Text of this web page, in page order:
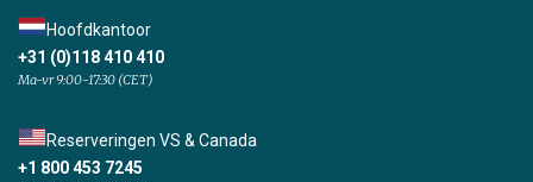
Hoofdkantoor
+31 (0)118 410 410
Ma-vr 9:00-17:30 (CET)
Reserveringen VS & Canada
+1 800 453 7245